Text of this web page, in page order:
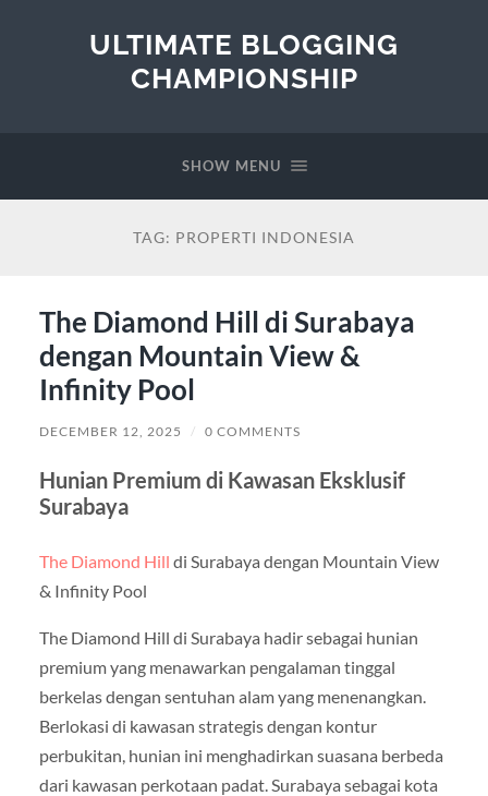
ULTIMATE BLOGGING
CHAMPIONSHIP
SHOW MENU
TAG: PROPERTI INDONESIA
The Diamond Hill di Surabaya
dengan Mountain View &
Infinity Pool
DECEMBER 12, 2025 / 0 COMMENTS
Hunian Premium di Kawasan Eksklusif
Surabaya
The Diamond Hill di Surabaya dengan Mountain View
& Infinity Pool
The Diamond Hill di Surabaya hadir sebagai hunian
premium yang menawarkan pengalaman tinggal
berkelas dengan sentuhan alam yang menenangkan.
Berlokasi di kawasan strategis dengan kontur
perbukitan, hunian ini menghadirkan suasana berbeda
dari kawasan perkotaan padat. Surabaya sebagai kota